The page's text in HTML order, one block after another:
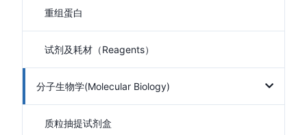
重组蛋白
试剂及耗材（Reagents）
分子生物学(Molecular Biology)
质粒抽提试剂盒